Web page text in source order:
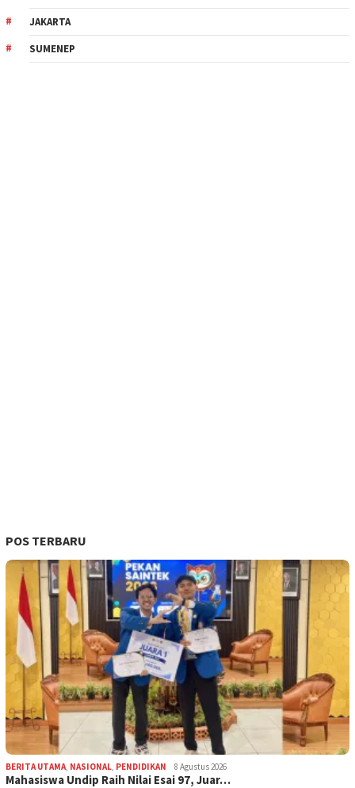
JAKARTA
SUMENEP
POS TERBARU
BERITA UTAMA NASIONAL PENDIDIKAN 8 Agustus 2026
Mahasiswa Undip Raih Nilai Esai 97, Juar…